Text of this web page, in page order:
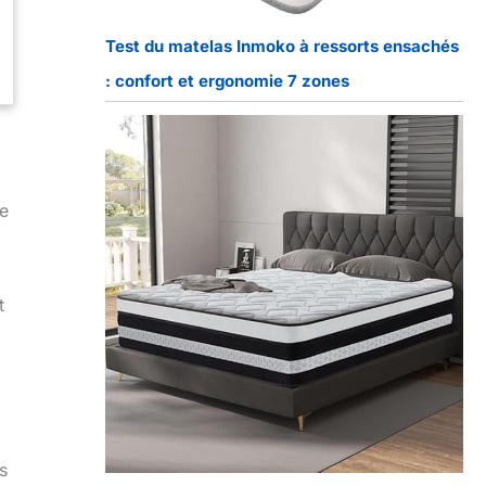
Test du matelas Inmoko à ressorts ensachés
: confort et ergonomie 7 zones